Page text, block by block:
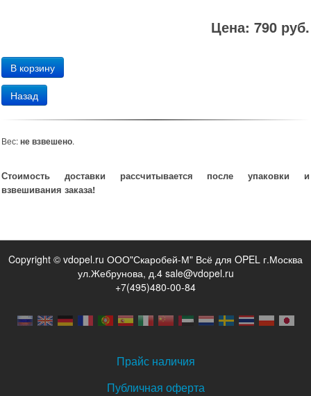
Цена: 790 руб.
Назад
Вес:не взвешено.
Стоимость доставки рассчитывается после упаковки и
взвешивания заказа!
Copyright © vdopel.ru ООО"Скаробей-М" Всё для OPEL г.Москва
ул.Жебрунова, д.4 sale@vdopel.ru
+7(495)480-00-84
Прайс наличия
Публичная оферта